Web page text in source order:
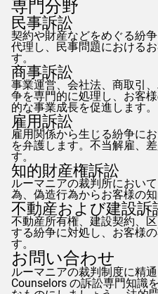
専門分野
民事訴訟
契約や財産などをめぐる紛
代理し、民事問題における
す。
商事訴訟
事業運営、会社法、商取引
争を専門的に処理し、お客
的な事業成長を促進します。
雇用訴訟
雇用関係から生じる紛争に
を弁護します。不当解雇、
す。
知的財産権訴訟
ルーマニアの裁判所におい
為、偽造行為からお客様の
不動産および建設訴
不動産所有権、建設契約、
する紛争に対処し、お客様
す。
お問い合わせ
ルーマニアの裁判制度に精通
Counselors の訴訟専門知識